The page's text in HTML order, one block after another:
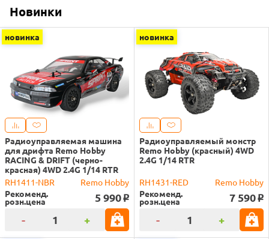
Новинки
новинка
Радиоуправляемая машина
для дрифта Remo Hobby
RACING & DRIFT (черно-
красная) 4WD 2.4G 1/14 RTR
RH1411-NBR
Remo Hobby
Рекоменд.
розн.цена 5 990 o
- +
новинка
Радиоуправляемый монстр
Remo Hobby (красный) 4WD
2.4G 1/14 RTR
RH1431-RED
Remo Hobby
Рекоменд.
розн.цена 7 590 o
- +